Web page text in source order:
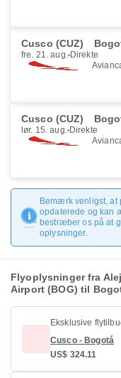
Cusco (CUZ)
fre. 21. aug. Direkte
Cusco (CUZ)
lør. 15. aug. Direkte
Bemærk venligst, at
opdaterede og kan
bestræber os på at
oplysninger.
Flyoplysninger fra
Airport (BOG) til
Eksklusive
Cusco - Bogotá
US$ 324.11